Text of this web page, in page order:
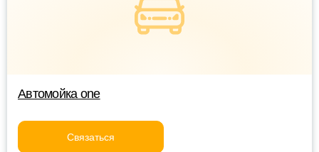
Автомойка one
Связаться